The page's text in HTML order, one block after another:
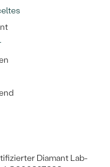
Diamant Lab-